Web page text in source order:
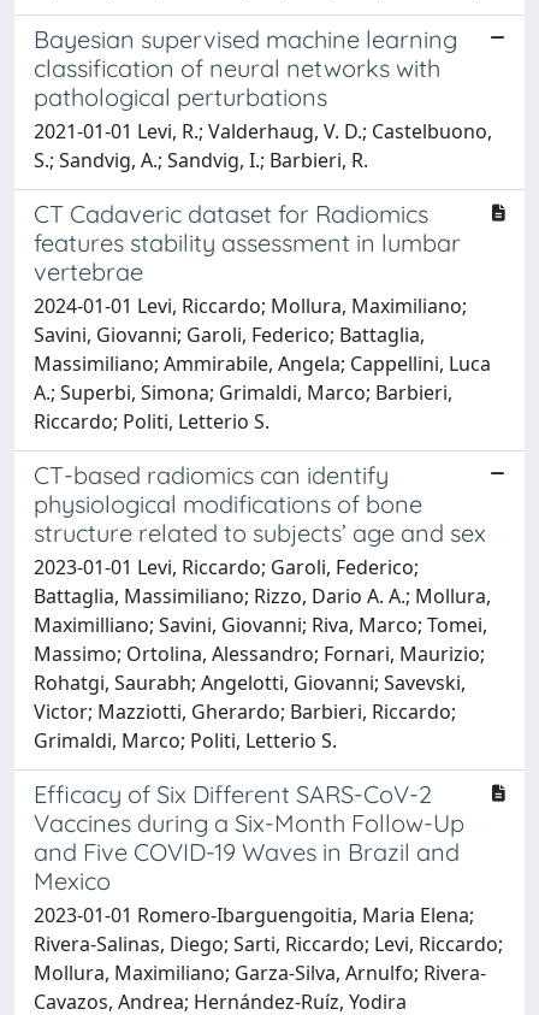
Bayesian supervised machine learning
classification of neural networks with
pathological perturbations
2021-01-01 Levi, R.; Valderhaug, V. D.; Castelbuono,
S.; Sandvig, A.; Sandvig, I.; Barbieri, R.
CT Cadaveric dataset for Radiomics
features stability assessment in lumbar
vertebrae
2024-01-01 Levi, Riccardo; Mollura, Maximiliano;
Savini, Giovanni; Garoli, Federico; Battaglia,
Massimiliano; Ammirabile, Angela; Cappellini, Luca
A.; Superbi, Simona; Grimaldi, Marco; Barbieri,
Riccardo; Politi, Letterio S.
CT-based radiomics can identify
physiological modifications of bone
structure related to subjects’ age and sex
2023-01-01 Levi, Riccardo; Garoli, Federico;
Battaglia, Massimiliano; Rizzo, Dario A. A.; Mollura,
Maximilliano; Savini, Giovanni; Riva, Marco; Tomei,
Massimo; Ortolina, Alessandro; Fornari, Maurizio;
Rohatgi, Saurabh; Angelotti, Giovanni; Savevski,
Victor; Mazziotti, Gherardo; Barbieri, Riccardo;
Grimaldi, Marco; Politi, Letterio S.
Efficacy of Six Different SARS-CoV-2
Vaccines during a Six-Month Follow-Up
and Five COVID-19 Waves in Brazil and
Mexico
2023-01-01 Romero-Ibarguengoitia, Maria Elena;
Rivera-Salinas, Diego; Sarti, Riccardo; Levi, Riccardo;
Mollura, Maximiliano; Garza-Silva, Arnulfo; Rivera-
Cavazos, Andrea; Hernández-Ruíz, Yodira